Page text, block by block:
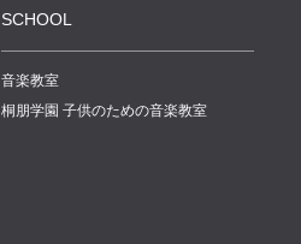
SCHOOL
音楽教室
桐朋学園 子供のための音楽教室